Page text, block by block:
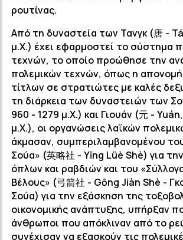
ρουτίνας.
Από τη δυναστεία των Τανγκ (唐 -
μ.Χ.) έχει εφαρμοστεί το σύστημα
τεχνών, το οποίο προώθησε την
πολεμικών τεχνών, όπως η απονομή
τίτλων σε στρατιώτες με καλές
τη διάρκεια των δυναστειών των
960 - 1279 μ.Χ.) και Γιουάν (元 -
μ.Χ.), οι οργανώσεις λαϊκών
άκμασαν, συμπεριλαμβανομένου
Σούα» (英略社 - Yīng Lüè Shè) για
όπλων και ραβδιών και του
Βέλους» (弓箭社 - Gōng Jiàn Shè -
Σούα) για την εξάσκηση της
οικονομικής ανάπτυξης, υπήρξαν
άνθρωποι που απόκλιναν από το
συνέχισαν να εξασκούν τις